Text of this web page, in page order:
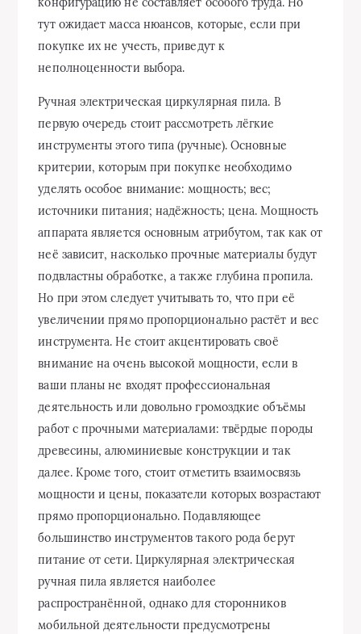
тут ожидает масса нюансов, которые, если при
покупке их не учесть, приведут к
неполноценности выбора.
Ручная электрическая циркулярная пила. В
первую очередь стоит рассмотреть лёгкие
инструменты этого типа (ручные). Основные
критерии, которым при покупке необходимо
уделять особое внимание: мощность; вес;
источники питания; надёжность; цена. Мощность
аппарата является основным атрибутом, так как от
неё зависит, насколько прочные материалы будут
подвластны обработке, а также глубина пропила.
Но при этом следует учитывать то, что при её
увеличении прямо пропорционально растёт и вес
инструмента. Не стоит акцентировать своё
внимание на очень высокой мощности, если в
ваши планы не входят профессиональная
деятельность или довольно громоздкие объёмы
работ с прочными материалами: твёрдые породы
древесины, алюминиевые конструкции и так
далее. Кроме того, стоит отметить взаимосвязь
мощности и цены, показатели которых возрастают
прямо пропорционально. Подавляющее
большинство инструментов такого рода берут
питание от сети. Циркулярная электрическая
ручная пила является наиболее
распространённой, однако для сторонников
мобильной деятельности предусмотрены